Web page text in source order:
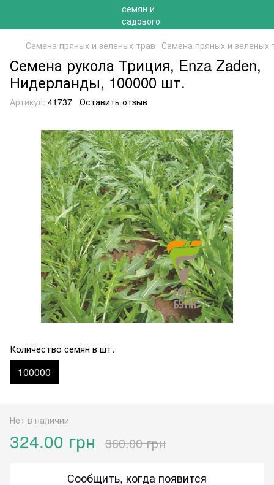
Семена пряных и зеленых трав Семена пряных и зеленых
Семена рукола Триция, Enza Zaden,
Нидерланды, 100000 шт.
Артикул: 41737 Оставить отзыв
Количество семян в шт.
100000
Нет в наличии
324.00 грн 360.00 грн
Сообщить, когда появится